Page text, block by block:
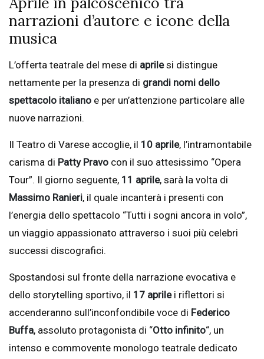
narrazioni d’autore e icone della
musica
L’offerta teatrale del mese di aprilesi distingue
nettamente per la presenza di grandi nomi dello
spettacolo italiano e per un’attenzione particolare alle
nuove narrazioni.
Il Teatro di Varese accoglie, il 10 aprile, l’intramontabile
carisma di Patty Pravo con il suo attesissimo “Opera
Tour”. Il giorno seguente, 11 aprile, sarà la volta di
Massimo Ranieri, il quale incanterà i presenti con
l’energia dello spettacolo “Tutti i sogni ancora in volo”,
un viaggio appassionato attraverso i suoi più celebri
successi discografici.
Spostandosi sul fronte della narrazione evocativa e
dello storytelling sportivo, il 17 aprilei riflettori si
accenderanno sull’inconfondibile voce di Federico
Buffa, assoluto protagonista di “Otto infinito“, un
intenso e commovente monologo teatrale dedicato